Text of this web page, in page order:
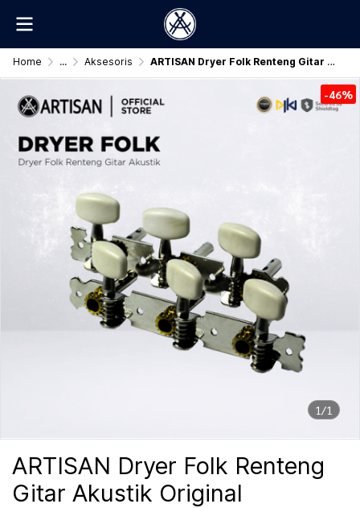
Home ... Aksesoris ARTISAN Dryer Folk Renteng Gitar Akustik Original
1/1
-46%
ARTISAN Dryer Folk Renteng
Gitar Akustik Original